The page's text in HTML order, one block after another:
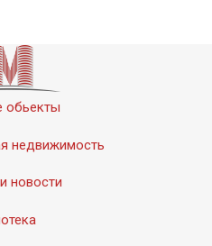
обьекты
недвижимость
новости